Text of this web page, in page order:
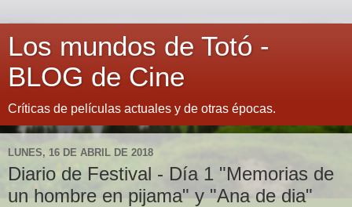
Los mundos de Totó -
BLOG de Cine
Críticas de películas actuales y de otras épocas.
LUNES, 16 DE ABRIL DE 2018
Diario de Festival - Día 1 "Memorias de
un hombre en pijama" y "Ana de dia"